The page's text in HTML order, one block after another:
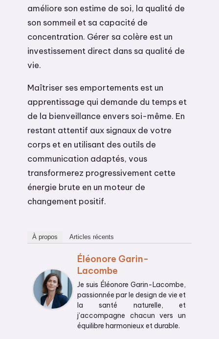
améliore son estime de soi, la qualité de
son sommeil et sa capacité de
concentration. Gérer sa colère est un
investissement direct dans sa qualité de
vie.
Maîtriser ses emportements est un
apprentissage qui demande du temps et
de la bienveillance envers soi-même. En
restant attentif aux signaux de votre
corps et en utilisant des outils de
communication adaptés, vous
transformerez progressivement cette
énergie brute en un moteur de
changement positif.
À propos Articles récents
Éléonore Garin-
Lacombe
Je suis Éléonore Garin-Lacombe,
passionnée par le design de vie et
la santé naturelle, et
j’accompagne chacun vers un
équilibre harmonieux et durable.